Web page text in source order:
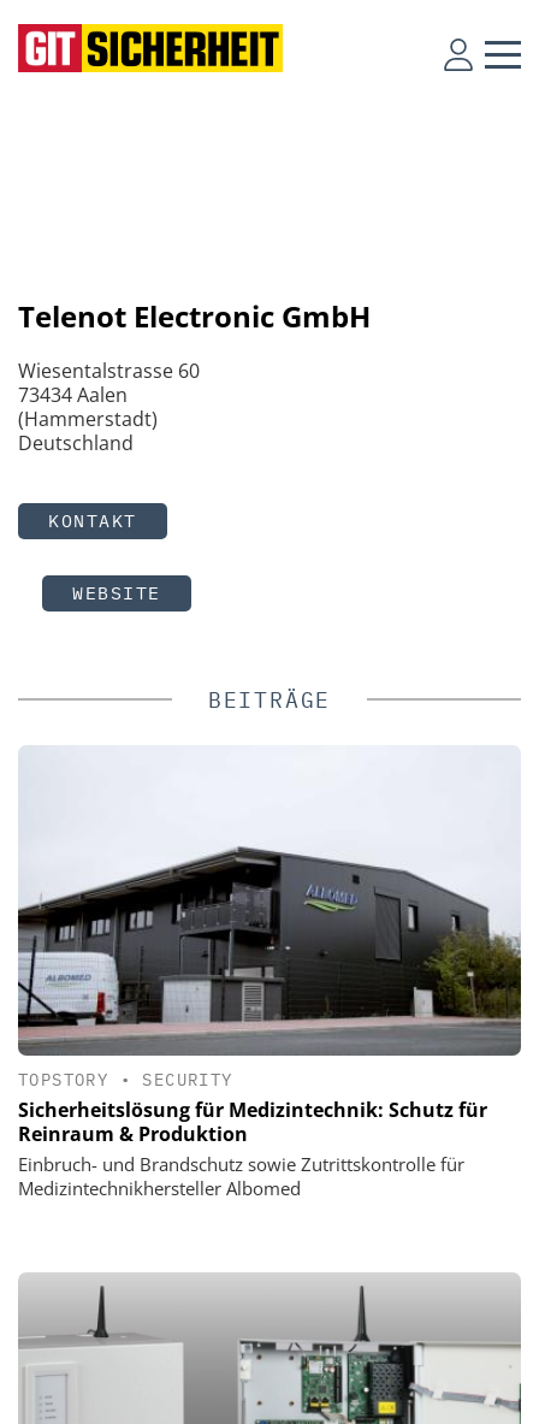
Telenot Electronic GmbH
Wiesentalstrasse 60
73434 Aalen
(Hammerstadt)
Deutschland
KONTAKT
WEBSITE
BEITRÄGE
TOPSTORY • SECURITY
Sicherheitslösung für Medizintechnik: Schutz für
Reinraum & Produktion
Einbruch- und Brandschutz sowie Zutrittskontrolle für
Medizintechnikhersteller Albomed